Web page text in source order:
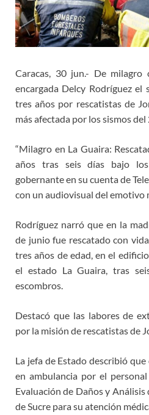
Caracas, 30 jun.- De milagro
encargada Delcy Rodríguez
tres años por rescatistas de
más afectada por los sismos
“Milagro en La Guaira:
años tras seis días bajo los
gobernante en su cuenta de
con un audiovisual del emotivo
Rodríguez narró que en la
de junio fue rescatado con
tres años de edad, en el
el estado La Guaira, tras
escombros.
Destacó que las labores de
por la misión de rescatistas de
La jefa de Estado describió
en ambulancia por el
Evaluación de Daños y
de Sucre para su atención